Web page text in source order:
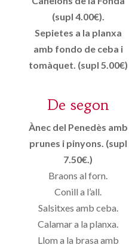
(supl 4.00€).
Sepietes a la planxa
amb fondo de ceba i
tomàquet. (supl 5.00€)
De segon
Ànec del Penedès amb
prunes i pinyons. (supl
7.50€.)
Braons al forn.
Conill a l’all.
Salsitxes amb ceba.
Calamar a la planxa.
Llom a la brasa amb